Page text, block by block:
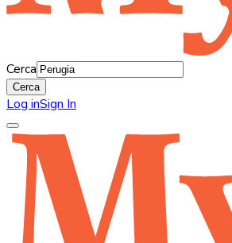
Cerca
Cerca
Log inSign In